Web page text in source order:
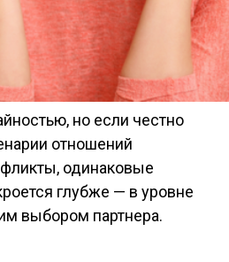
но если честно
отношений
одинаковые
глубже — в уровне
выбором партнера.